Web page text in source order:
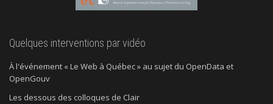
Quelques interventions par vidéo
À l'événement « Le Web à Québec » au sujet du OpenData et
OpenGouv
Les dessous des colloques de Clair